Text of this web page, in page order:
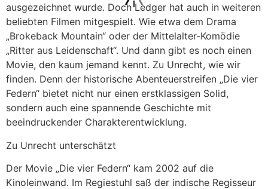
ausgezeichnet wurde. Doch Ledger hat auch in weiteren
beliebten Filmen mitgespielt. Wie etwa dem Drama
„Brokeback Mountain“ oder der Mittelalter-Komödie
„Ritter aus Leidenschaft“. Und dann gibt es noch einen
Movie, den kaum jemand kennt. Zu Unrecht, wie wir
finden. Denn der historische Abenteuerstreifen „Die vier
Federn“ bietet nicht nur einen erstklassigen Solid,
sondern auch eine spannende Geschichte mit
beeindruckender Charakterentwicklung.
Zu Unrecht unterschätzt
Der Movie „Die vier Federn“ kam 2002 auf die
Kinoleinwand. Im Regiestuhl saß der indische Regisseur